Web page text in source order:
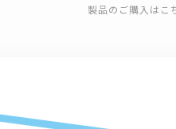
製品のご購入はこ